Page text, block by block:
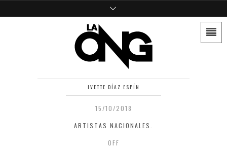
IVETTE DÍAZ ESPÍN
15/10/2018
ARTISTAS NACIONALES.
OFF